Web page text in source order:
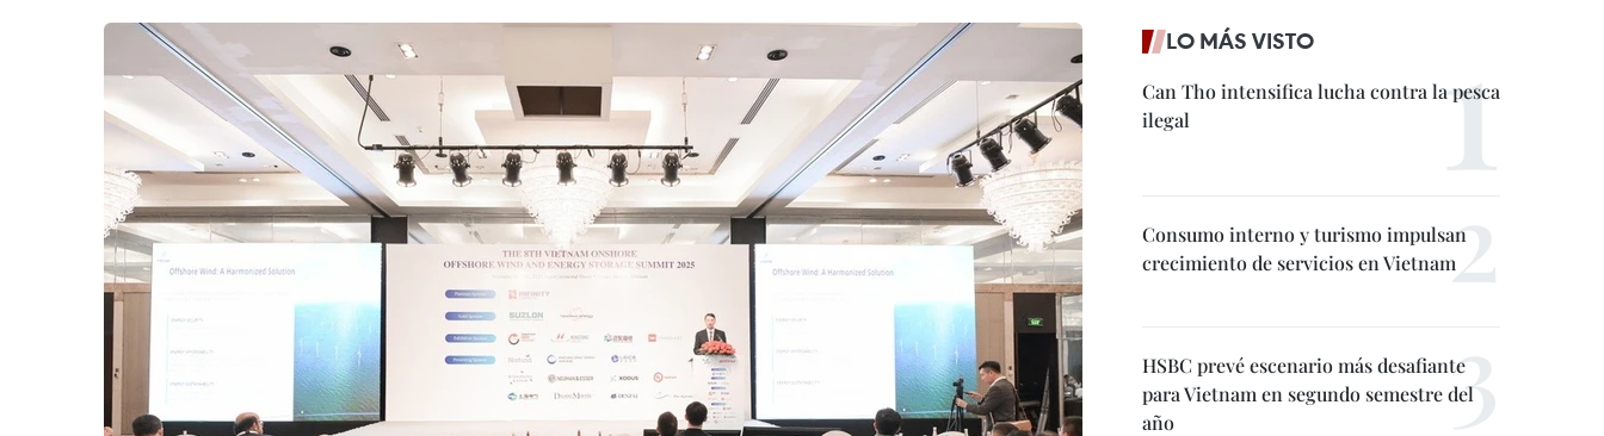
LO MÁS VISTO
Can Tho intensifica lucha contra la pesca
ilegal
Consumo interno y turismo impulsan
crecimiento de servicios en Vietnam
HSBC prevé escenario más desafiante
para Vietnam en segundo semestre del
año